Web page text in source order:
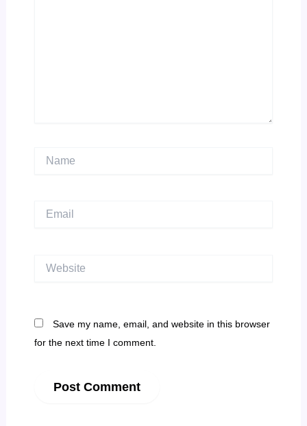
Email
Save my name, email, and website in this browser
for the next time I comment.